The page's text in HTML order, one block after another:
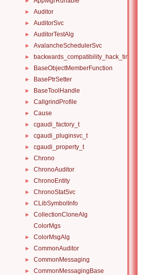
► Auditor
► AuditorSvc
► AuditorTestAlg
► AvalancheSchedulerSvc
► backwards_compatibility_hack_time_timespan
► BaseObjectMemberFunction
► BasePtrSetter
► BaseToolHandle
► CallgrindProfile
► Cause
► cgaudi_factory_t
► cgaudi_pluginsvc_t
► cgaudi_property_t
► Chrono
► ChronoAuditor
► ChronoEntity
► ChronoStatSvc
► CLibSymbolInfo
►
CollectionCloneAlg
ColorMgs
► ColorMsgAlg
► CommonAuditor
► CommonMessaging
► CommonMessagingBase